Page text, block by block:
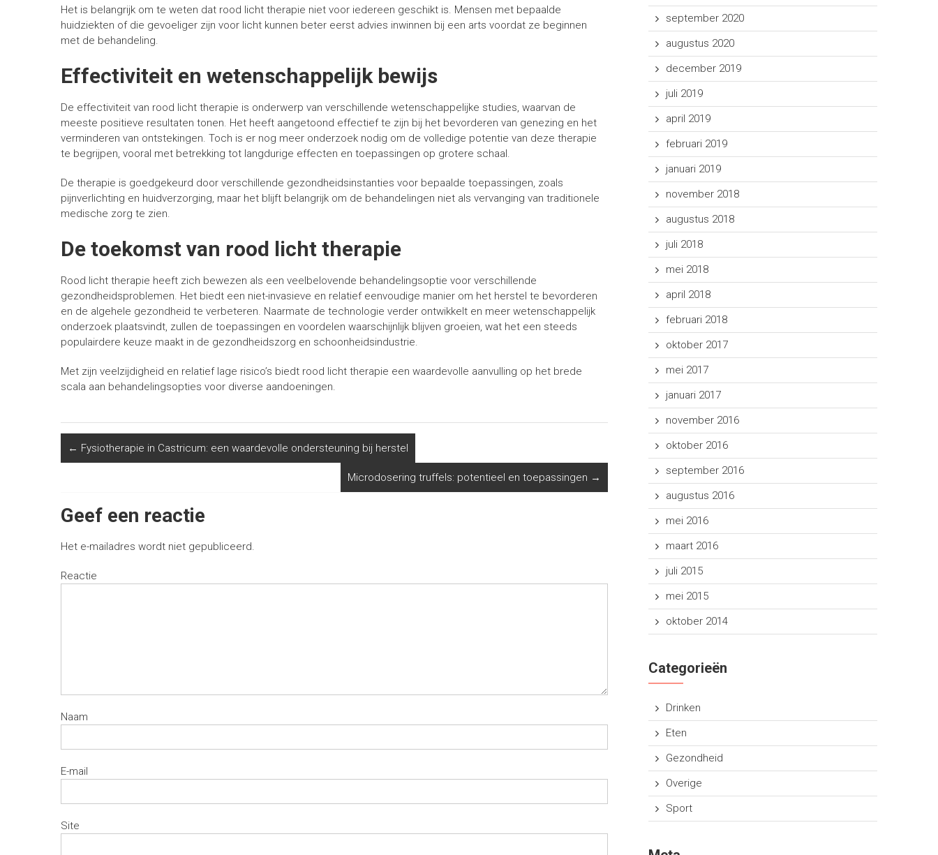
Het is belangrijk om te weten dat rood licht therapie niet voor iedereen geschikt is. Mensen met bepaalde
huidziekten of die gevoeliger zijn voor licht kunnen beter eerst advies inwinnen bij een arts voordat ze beginnen
met de behandeling.
Effectiviteit en wetenschappelijk bewijs
De effectiviteit van rood licht therapie is onderwerp van verschillende wetenschappelijke studies, waarvan de
meeste positieve resultaten tonen. Het heeft aangetoond effectief te zijn bij het bevorderen van genezing en het
verminderen van ontstekingen. Toch is er nog meer onderzoek nodig om de volledige potentie van deze therapie
te begrijpen, vooral met betrekking tot langdurige effecten en toepassingen op grotere schaal.
De therapie is goedgekeurd door verschillende gezondheidsinstanties voor bepaalde toepassingen, zoals
pijnverlichting en huidverzorging, maar het blijft belangrijk om de behandelingen niet als vervanging van traditionele
medische zorg te zien.
De toekomst van rood licht therapie
Rood licht therapie heeft zich bewezen als een veelbelovende behandelingsoptie voor verschillende
gezondheidsproblemen. Het biedt een niet-invasieve en relatief eenvoudige manier om het herstel te bevorderen
en de algehele gezondheid te verbeteren. Naarmate de technologie verder ontwikkelt en meer wetenschappelijk
onderzoek plaatsvindt, zullen de toepassingen en voordelen waarschijnlijk blijven groeien, wat het een steeds
populairdere keuze maakt in de gezondheidszorg en schoonheidsindustrie.
Met zijn veelzijdigheid en relatief lage risico’s biedt rood licht therapie een waardevolle aanvulling op het brede
scala aan behandelingsopties voor diverse aandoeningen.
← Fysiotherapie in Castricum: een waardevolle ondersteuning bij herstel
Microdosering truffels: potentieel en toepassingen →
Geef een reactie
Het e-mailadres wordt niet gepubliceerd.
Reactie
Naam
E-mail
Site
september 2020
augustus 2020
december 2019
juli 2019
april 2019
februari 2019
januari 2019
november 2018
augustus 2018
juli 2018
mei 2018
april 2018
februari 2018
oktober 2017
mei 2017
januari 2017
november 2016
oktober 2016
september 2016
augustus 2016
mei 2016
maart 2016
juli 2015
mei 2015
oktober 2014
Categorieën
Drinken
Eten
Gezondheid
Overige
Sport